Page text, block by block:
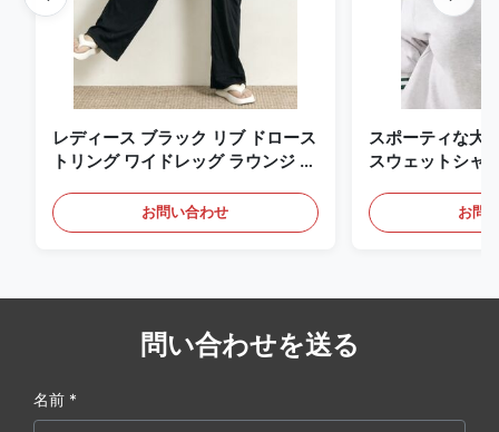
レディース ブラック リブ ドロース
トリング ワイドレッグ ラウンジ パ
お問い合わせ
スポーティな大
スウェットシャ
お問
問い合わせを送る
名前 *